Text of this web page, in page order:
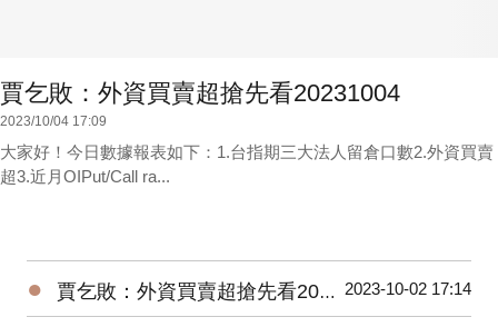
賈乞敗：外資買賣超搶先看20231004
2023/10/04 17:09
大家好！今日數據報表如下：1.台指期三大法人留倉口數2.外資買賣
超3.近月OIPut/Call ra...
● 賈乞敗：外資買賣超搶先看20231002 2023-10-02 17:14